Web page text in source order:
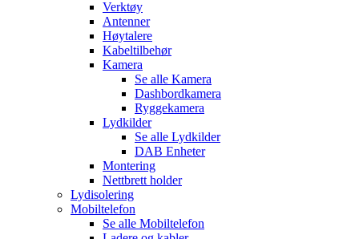
Verktøy
Antenner
Høytalere
Kabeltilbehør
Kamera
Se alle Kamera
Dashbordkamera
Ryggekamera
Lydkilder
Se alle Lydkilder
DAB Enheter
Montering
Nettbrett holder
Lydisolering
Mobiltelefon
Se alle Mobiltelefon